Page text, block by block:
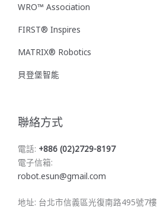
WRO™ Association
FIRST® Inspires
MATRIX® Robotics
貝登堡智能
聯絡方式
電話: +886 (02)2729-8197
電子信箱:
robot.esun@gmail.com
地址: 台北市信義區光復南路495號7樓